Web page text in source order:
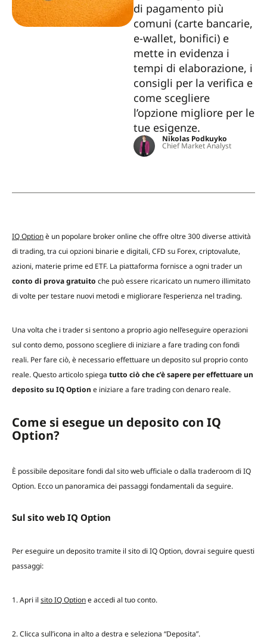
di pagamento più
comuni (carte bancarie,
e-wallet, bonifici) e
mette in evidenza i
tempi di elaborazione, i
consigli per la verifica e
come scegliere
l’opzione migliore per le
tue esigenze.
Nikolas Podkuyko
Chief Market Analyst
IQ Optionè un popolare broker online che offre oltre 300 diverse attività
di trading, tra cui opzioni binarie e digitali, CFD su Forex, criptovalute,
azioni, materie prime ed ETF. La piattaforma fornisce a ogni trader un
conto di prova gratuito che può essere ricaricato un numero illimitato
di volte per testare nuovi metodi e migliorare l’esperienza nel trading.
Una volta che i trader si sentono a proprio agio nell’eseguire operazioni
sul conto demo, possono scegliere di iniziare a fare trading con fondi
reali. Per fare ciò, è necessario effettuare un deposito sul proprio conto
reale. Questo articolo spiega tutto ciò che c’è sapere per effettuare un
deposito su IQ Option e iniziare a fare trading con denaro reale.
Come si esegue un deposito con IQ
Option?
È possibile depositare fondi dal sito web ufficiale o dalla traderoom di IQ
Option. Ecco un panoramica dei passaggi fondamentali da seguire.
Sul sito web IQ Option
Per eseguire un deposito tramite il sito di IQ Option, dovrai seguire questi
passaggi:
1. Apri il sito IQ Optione accedi al tuo conto.
2. Clicca sull’icona in alto a destra e seleziona “Deposita”.